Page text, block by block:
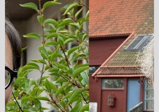
Midsommarläger 18-21 juni
Huvudansvarig ledare för midsommarlägret
är Linus Andreasson Vildskär, som
tillsammans med ett härligt ledarteam
planerar och håller i lägret. Här kan du läsa
mer om lägret och anmäla dig!